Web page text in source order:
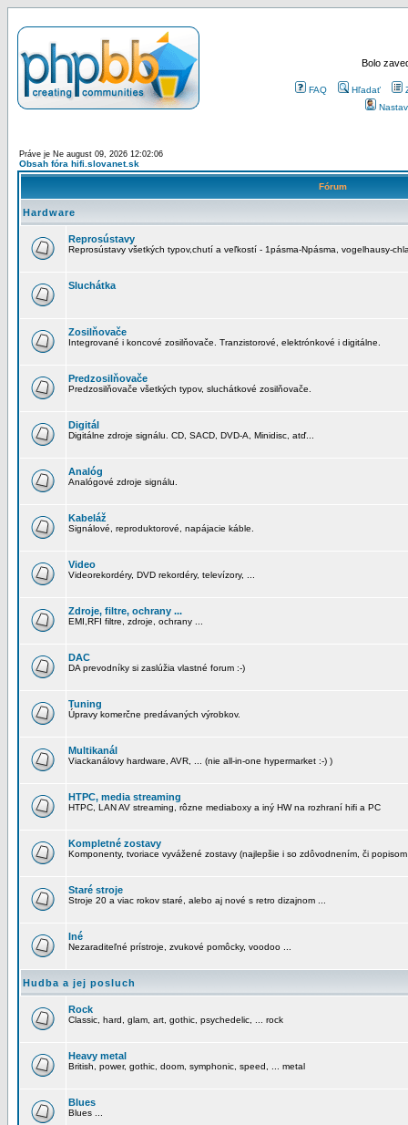
Bolo
FAQ Hľadať
Práve je Ne august 09, 2026 12:02:06
Obsah fóra hifi.slovanet.sk
Fórum
Hardware
Reprosústavy
Reprosústavy všetkých typov,chutí a veľkostí - 1pásma-Npásma, vogelhausy-
Sluchátka
Zosilňovače
Integrované i koncové zosilňovače. Tranzistorové, elektrónkové i digitálne.
Predzosilňovače
Predzosilňovače všetkých typov, sluchátkové zosilňovače.
Digitál
Digitálne zdroje signálu. CD, SACD, DVD-A, Minidisc, atď...
Analóg
Analógové zdroje signálu.
Kabeláž
Signálové, reproduktorové, napájacie káble.
Video
Videorekordéry, DVD rekordéry, televízory, ...
Zdroje, filtre, ochrany ...
EMI,RFI filtre, zdroje, ochrany ...
DAC
DA prevodníky si zaslúžia vlastné forum :-)
Tuning
Úpravy komerčne predávaných výrobkov.
Multikanál
Viackanálovy hardware, AVR, ... (nie all-in-one hypermarket :-) )
HTPC, media streaming
HTPC, LAN AV streaming, rôzne mediaboxy a iný HW na rozhraní hifi a PC
Kompletné zostavy
Komponenty, tvoriace vyvážené zostavy (najlepšie i so zdôvodnením, či
Staré stroje
Stroje 20 a viac rokov staré, alebo aj nové s retro dizajnom ...
Iné
Nezaraditeľné prístroje, zvukové pomôcky, voodoo ...
Hudba a jej posluch
Rock
Classic, hard, glam, art, gothic, psychedelic, ... rock
Heavy metal
British, power, gothic, doom, symphonic, speed, ... metal
Blues
Blues ...